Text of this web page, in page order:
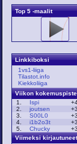
Top 5 -maalit
Linkkiboksi
1vs1-liiga
Tilastot.info
Kiekkoliiga
Viikon
1.
Ispi
2.
joutsen
3.
S00L0
4.
i1b2o3t
5.
Chucky
Viimeksi